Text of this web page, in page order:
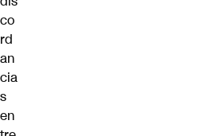
co
rd
an
cia
s
en